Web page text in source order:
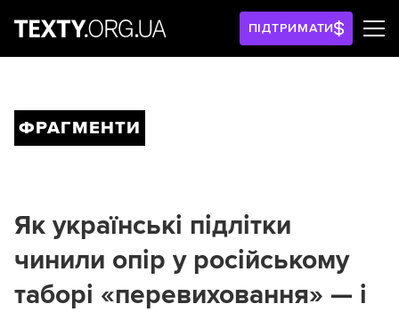
ПІДТРИМАТИ
ФРАГМЕНТИ
Як українські підлітки
чинили опір у російському
таборі «перевиховання» — і